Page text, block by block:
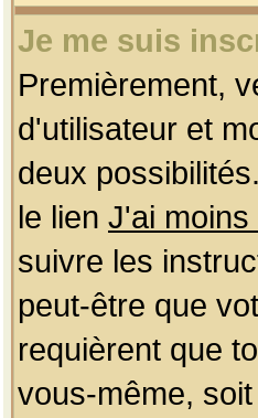
Je me suis
Premièrement,
d'utilisateur et
deux
le lien J'ai
suivre les
peut-être que
requièrent que
vous-même,